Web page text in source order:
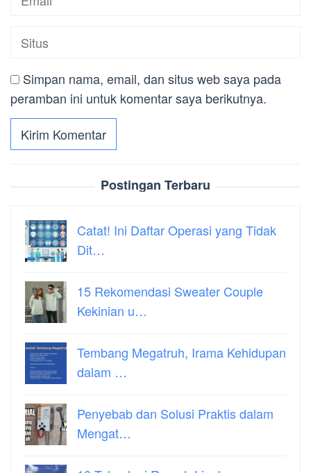
Simpan nama, email, dan situs web saya pada
peramban ini untuk komentar saya berikutnya.
Postingan Terbaru
Catat! Ini Daftar Operasi yang Tidak
Dit…
15 Rekomendasi Sweater Couple
Kekinian u…
Tembang Megatruh, Irama Kehidupan
dalam …
Penyebab dan Solusi Praktis dalam
Mengat…